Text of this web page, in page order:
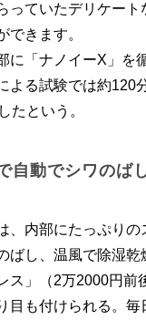
っていたデリケート
できます。
に「ナノイーX」を
よる試験では約120
たという。
自動でシワのば
、内部にたっぷりの
ばし、温風で除湿乾
ス」（2万2000円前
目も付けられる。毎